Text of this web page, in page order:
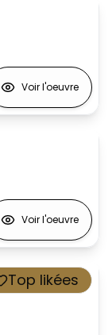
Voir l'oeuvre
Voir l'oeuvre
Top likées